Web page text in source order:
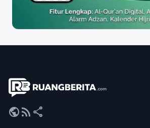
publicrss_feed share